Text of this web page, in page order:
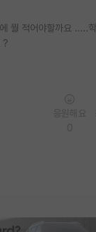
뭘 적어야할까요 .....
?